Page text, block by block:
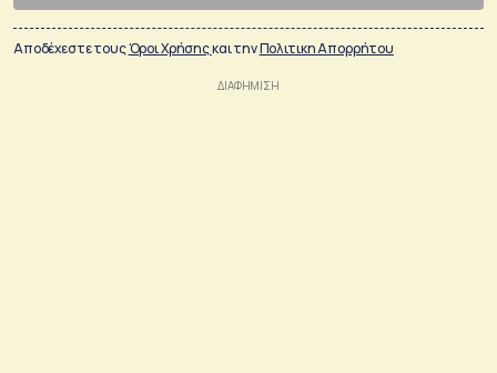
Αποδέχεστε τουςΌροι Χρήσηςκαι τηνΠολιτικη Απορρήτου